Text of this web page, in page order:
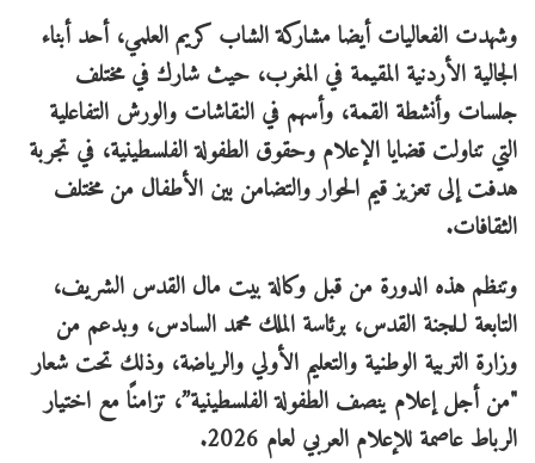
وشهدت الفعاليات أيضا مشاركة الشاب كريم العلمي، أحد أبناء
الجالية الأردنية المقيمة في المغرب، حيث شارك في مختلف
جلسات وأنشطة القمة، وأسهم في النقاشات والورش التفاعلية
التي تناولت قضايا الإعلام وحقوق الطفولة الفلسطينية، في تجربة
هدفت إلى تعزيز قيم الحوار والتضامن بين الأطفال من مختلف
الثقافات.
وتنظم هذه الدورة من قبل وكالة بيت مال القدس الشريف،
التابعة لـلجنة القدس، برئاسة الملك محمد السادس، وبدعم من
وزارة التربية الوطنية والتعليم الأولي والرياضة، وذلك تحت شعار
"من أجل إعلام ينصف الطفولة الفلسطينية”، تزامنًا مع اختيار
الرباط عاصمة للإعلام العربي لعام 2026.